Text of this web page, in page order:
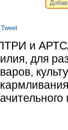
Tweet
и
для